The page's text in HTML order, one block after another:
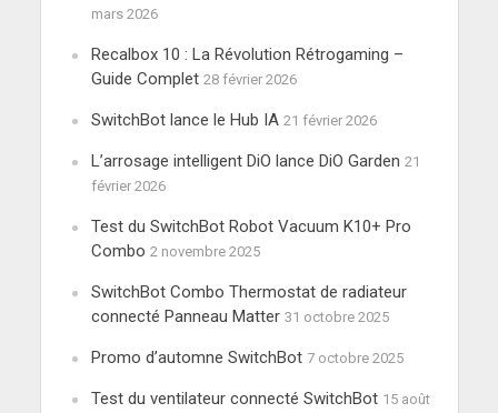
mars 2026
Recalbox 10 : La Révolution Rétrogaming –
Guide Complet 28 février 2026
SwitchBot lance le Hub IA 21 février 2026
L’arrosage intelligent DiO lance DiO Garden 21
février 2026
Test du SwitchBot Robot Vacuum K10+ Pro
Combo 2 novembre 2025
SwitchBot Combo Thermostat de radiateur
connecté Panneau Matter 31 octobre 2025
Promo d’automne SwitchBot 7 octobre 2025
Test du ventilateur connecté SwitchBot 15 août